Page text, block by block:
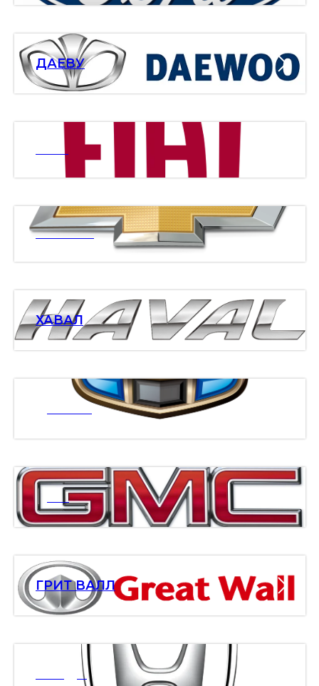
ДАЕВУ
ФИАТ
ШЕВРОЛЕ
ХАВАЛ
ДЖИЛИ
ДМС
ГРИТ ВАЛЛ
ХОНДА